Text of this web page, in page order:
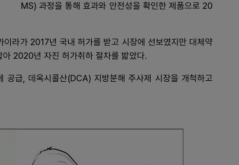
MS) 과정을 통해 효과와 안전성을 확인한 제품으로 20
라가 2017년 국내 허가를 받고 시장에 선보였지만 대체약
아 2020년 자진 허가취하 절차를 밟았다.
공급, 데옥시콜산(DCA) 지방분해 주사제 시장을 개척하고